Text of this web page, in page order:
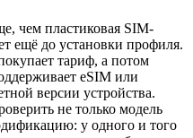
чем пластиковая SIM-
ещё до установки профиля.
тариф, а потом
eSIM или
версии устройства.
не только модель
у одного и того